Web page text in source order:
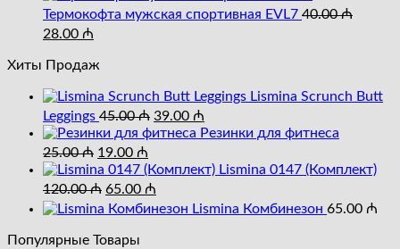
составляла
40.00 ₼.
25.00 ₼.
Термокофта мужская спортивная EVL7 40.00₼
Первоначальная
составляла
28.00 ₼
28.00 ₼.
Хиты Продаж
Lismina Scrunch Butt
Leggings 45.00₼ Первоначальная
цена
45.00 ₼.
39.00 ₼
цена:
Резинки для фитнеса
25.00₼ Первоначальная
цена
составляла
25.00 ₼.
19.00 ₼
цена:
19.00 ₼.
Lismina 0147 (Комплект)
120.00₼ Первоначальная
цена
составляла
120.00 ₼.
65.00 ₼
Lismina Комбинезон 65.00 ₼
Популярные Товары